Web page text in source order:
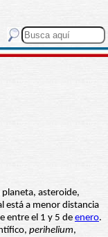
asteroide,
está a menor distancia
entre el 1 y 5 de enero.
perihelium,